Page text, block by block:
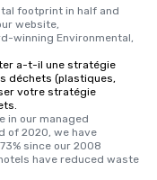
footprint in half and
website,
winning Environmental,
a-t-il une stratégie
déchets (plastiques,
votre stratégie
in our managed
of 2020, we have
since our 2008
have reduced waste